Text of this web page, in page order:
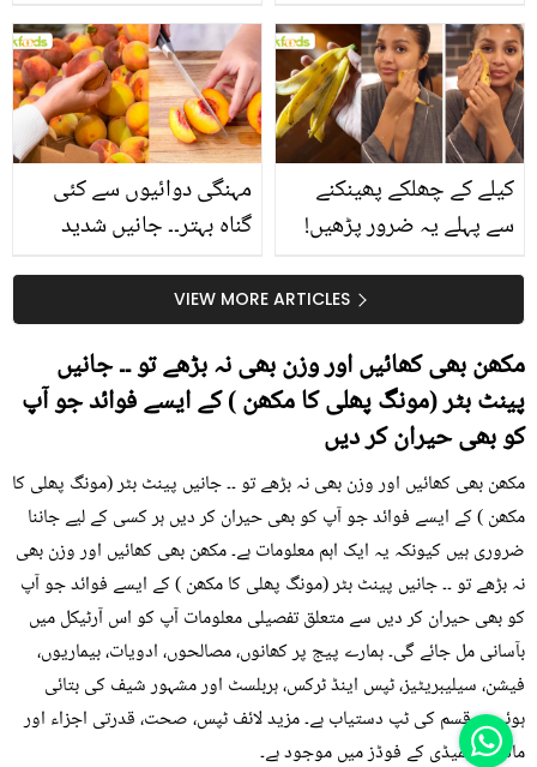
سے متعلق غلط فہمیوں کی
حقیقت کیا ہے اور افواہ
کیا؟
بتائے راز
مہنگی دوائیوں سے کئی
گناہ بہتر۔۔ جانیں شدید
کیوں کھانا چاہیے؟
کیلے کے چھلکے پھینکنے
سے پہلے یہ ضرور پڑھیں!
سستا اور قدرتی حلVIEW MORE ARTICLES
مکھن بھی کھائیں اور وزن بھی نہ بڑھے تو ۔۔ جانیں
پینٹ بٹر (مونگ پھلی کا مکھن ) کے ایسے فوائد جو آپ
کو بھی حیران کر دیں
مکھن بھی کھائیں اور وزن بھی نہ بڑھے تو ۔۔ جانیں پینٹ بٹر (مونگ پھلی کا
مکھن ) کے ایسے فوائد جو آپ کو بھی حیران کر دیں ہر کسی کے لیے جاننا
ضروری ہیں کیونکہ یہ ایک اہم معلومات ہے۔ مکھن بھی کھائیں اور وزن بھی
نہ بڑھے تو ۔۔ جانیں پینٹ بٹر (مونگ پھلی کا مکھن ) کے ایسے فوائد جو آپ
کو بھی حیران کر دیں سے متعلق تفصیلی معلومات آپ کو اس آرٹیکل میں
بآسانی مل جائے گی۔ ہمارے پیج پر کھانوں، مصالحوں، ادویات، بیماریوں،
فیشن، سیلیبریٹیز، ٹپس اینڈ ٹرکس، ہربلسٹ اور مشہور شیف کی بتائی
ہوئی ہر قسم کی ٹپ دستیاب ہے۔ مزید لائف ٹپس، صحت، قدرتی اجزاء اور
ماڈرن ریمیڈی کے فوڈز میں موجود ہے۔